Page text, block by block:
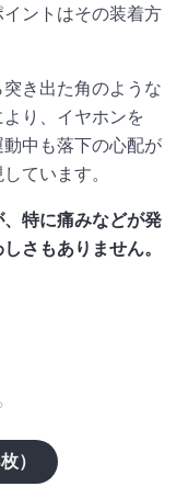
ントはその装着方
き出た角のような
り、イヤホンを
中も落下の心配が
ています。
特に痛みなどが発
さもありません。
枚）